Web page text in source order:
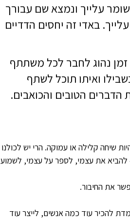
עלייך ונמצא שם עבורך
באדי זה יחסים הדדיים
זמן נהוג לחבר לכל משתתף
ואיתו תוכל לשתף
הדברים הטובים והכואבים.
שיחה קלילה או עמוקה. הרי יש לכולנו
להביא את עצמי, לספר על עצמי, לשמוע
את החיבור.
להכיר עוד כמה אנשים, לייצר עוד